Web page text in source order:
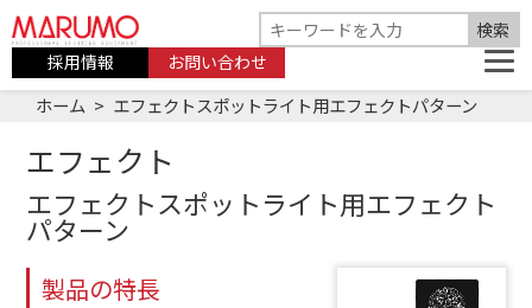
採用情報 お問い合わせ
ホーム エフェクトスポットライト用エフェクトパターン
エフェクト
エフェクトスポットライト用エフェクト
パターン
製品の特長